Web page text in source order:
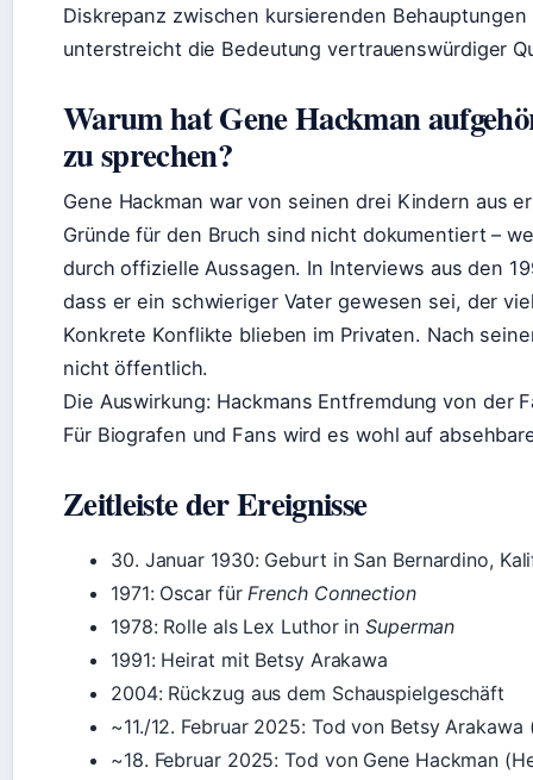
Diskrepanz zwischen kursierenden
unterstreicht die Bedeutung vertrauenswürdiger
Warum hat Gene Hackman
zu sprechen?
Gene Hackman war von seinen drei Kindern aus
Gründe für den Bruch sind nicht dokumentiert –
durch offizielle Aussagen. In Interviews aus den
dass er ein schwieriger Vater gewesen sei, der
Konkrete Konflikte blieben im Privaten. Nach
nicht öffentlich.
Die Auswirkung: Hackmans Entfremdung von der
Für Biografen und Fans wird es wohl auf
Zeitleiste der Ereignisse
30. Januar 1930: Geburt in San Bernardino,
1971: Oscar fürFrench Connection
1978: Rolle als Lex Luthor inSuperman
1991: Heirat mit Betsy Arakawa
2004: Rückzug aus dem Schauspielgeschäft
~11./12. Februar 2025: Tod von Betsy Arakawa
~18. Februar 2025: Tod von Gene Hackman